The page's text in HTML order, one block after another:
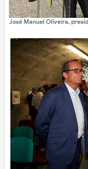
José Manuel Oliveira,